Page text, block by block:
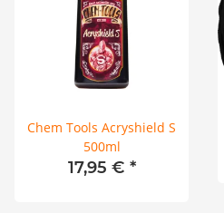
Chem Tools Acryshield S
500ml
17,95 € *